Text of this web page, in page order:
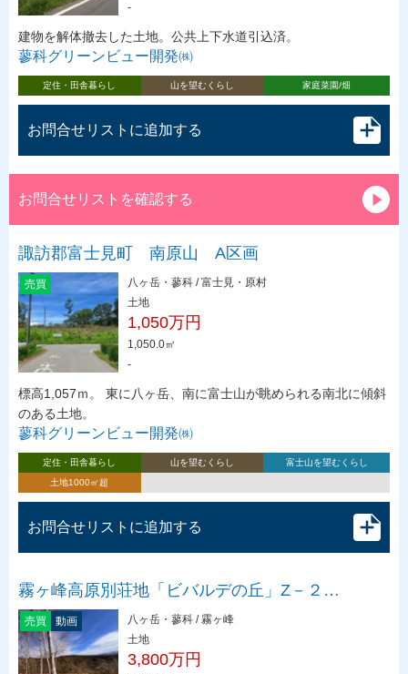
-
建物を解体撤去した土地。公共上下水道引込済。
蓼科グリーンビュー開発㈱
定住・田舎暮らし 山を望むくらし 家庭菜園/畑
お問合せリストに追加する
お問合せリストを確認する
諏訪郡富士見町 南原山 A区画
売買
八ヶ岳・蓼科 / 富士見・原村
土地
1,050万円
1,050.0㎡
-
標高1,057ｍ。 東に八ヶ岳、南に富士山が眺められる南北に傾斜
のある土地。
蓼科グリーンビュー開発㈱
定住・田舎暮らし 山を望むくらし
富士山を望むくらし
土地1000㎡超
お問合せリストに追加する
霧ヶ峰高原別荘地「ビバルデの丘」Z－２…
売買 動画
八ヶ岳・蓼科 / 霧ヶ峰
土地
3,800万円